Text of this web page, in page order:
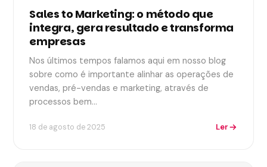
Sales to Marketing: o método que
integra, gera resultado e transforma
empresas
Nos últimos tempos falamos aqui em nosso blog
sobre como é importante alinhar as operações de
vendas, pré-vendas e marketing, através de
processos bem…
18 de agosto de 2025 Ler